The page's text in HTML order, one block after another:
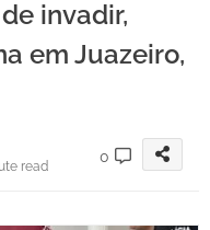
invadir,
em Juazeiro,
read
0